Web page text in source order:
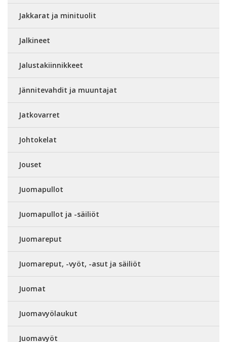
Jakkarat ja minituolit
Jalkineet
Jalustakiinnikkeet
Jännitevahdit ja muuntajat
Jatkovarret
Johtokelat
Jouset
Juomapullot
Juomapullot ja -säiliöt
Juomareput
Juomareput, -vyöt, -asut ja säiliöt
Juomat
Juomavyölaukut
Juomavyöt